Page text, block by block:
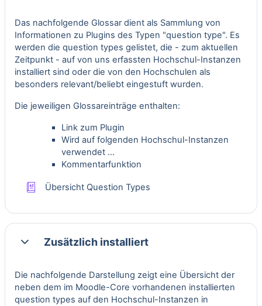
Das nachfolgende Glossar dient als Sammlung von
Informationen zu Plugins des Typen "question type". Es
werden die question types gelistet, die - zum aktuellen
Zeitpunkt - auf von uns erfassten Hochschul-Instanzen
installiert sind oder die von den Hochschulen als
besonders relevant/beliebt eingestuft wurden.
Die jeweiligen Glossareinträge enthalten:
Link zum Plugin
Wird auf folgenden Hochschul-Instanzen
verwendet ...
Kommentarfunktion
Übersicht Question Types
EinklappenZusätzlich installiert
Die nachfolgende Darstellung zeigt eine Übersicht der
neben dem im Moodle-Core vorhandenen installierten
question types auf den Hochschul-Instanzen in